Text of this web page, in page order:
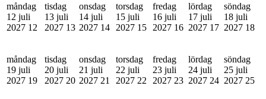
måndag
12 juli
2027 12
tisdag
13 juli
2027 13
onsdag
14 juli
2027 14
torsdag
15 juli
2027 15
fredag
16 juli
2027 16
lördag
17 juli
2027 17
söndag
18 juli
2027 18
måndag
19 juli
2027 19
tisdag
20 juli
2027 20
onsdag
21 juli
2027 21
torsdag
22 juli
2027 22
fredag
23 juli
2027 23
lördag
24 juli
2027 24
söndag
25 juli
2027 25